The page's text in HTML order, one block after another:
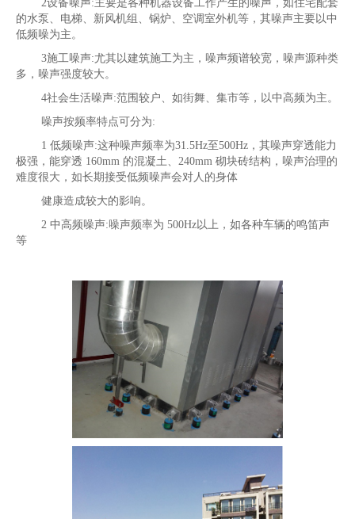
2设备噪声:主要是各种机器设备工作产生的噪声，如住宅配套
的水泵、电梯、新风机组、锅炉、空调室外机等，其噪声主要以中
低频噪为主。
3施工噪声:尤其以建筑施工为主，噪声频谱较宽，噪声源种类
多，噪声强度较大。
4社会生活噪声:范围较户、如街舞、集市等，以中高频为主。
噪声按频率特点可分为:
1 低频噪声:这种噪声频率为31.5Hz至500Hz，其噪声穿透能力
极强，能穿透 160mm 的混凝土、240mm 砌块砖结构，噪声治理的
难度很大，如长期接受低频噪声会对人的身体
健康造成较大的影响。
2 中高频噪声:噪声频率为 500Hz以上，如各种车辆的鸣笛声
等